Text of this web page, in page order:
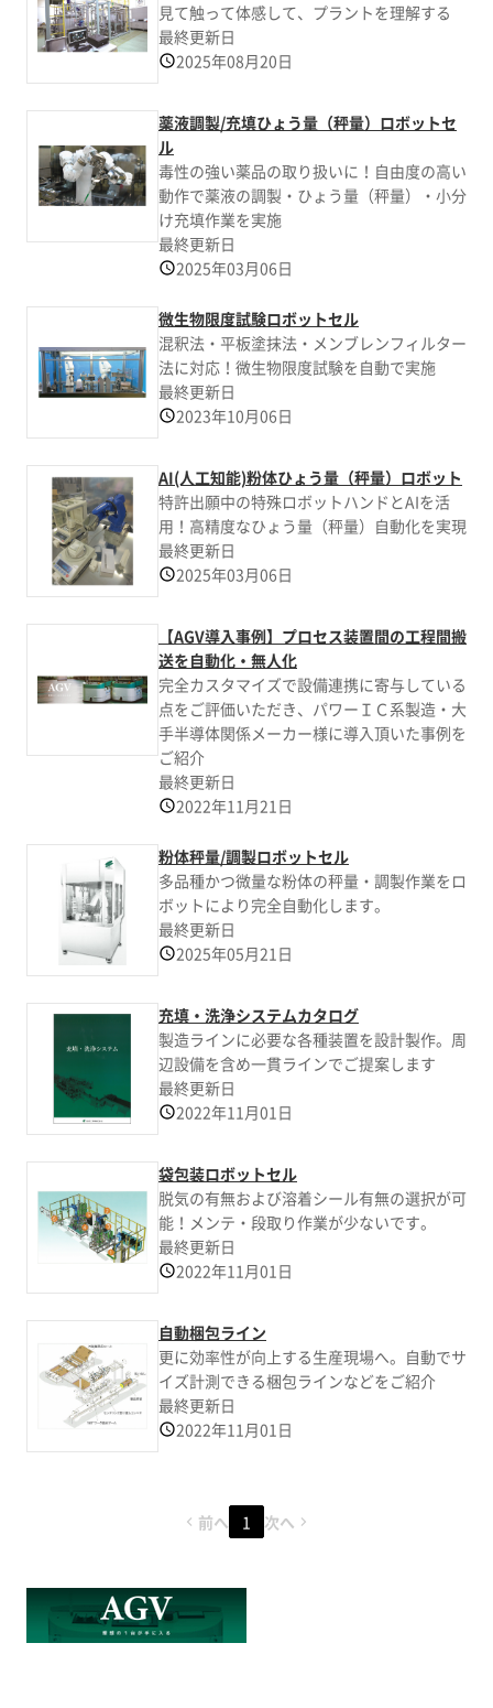
見て触って体感して、プラントを理解する
最終更新日
2025年08月20日
薬液調製/充填ひょう量（秤量）ロボットセ
ル
毒性の強い薬品の取り扱いに！自由度の高い
動作で薬液の調製・ひょう量（秤量）・小分
け充填作業を実施
最終更新日
2025年03月06日
微生物限度試験ロボットセル
混釈法・平板塗抹法・メンブレンフィルター
法に対応！微生物限度試験を自動で実施
最終更新日
2023年10月06日
AI(人工知能)粉体ひょう量（秤量）ロボット
特許出願中の特殊ロボットハンドとAIを活
用！高精度なひょう量（秤量）自動化を実現
最終更新日
2025年03月06日
【AGV導入事例】プロセス装置間の工程間搬
送を自動化・無人化
完全カスタマイズで設備連携に寄与している
点をご評価いただき、パワーＩＣ系製造・大
手半導体関係メーカー様に導入頂いた事例を
ご紹介
最終更新日
2022年11月21日
粉体秤量/調製ロボットセル
多品種かつ微量な粉体の秤量・調製作業をロ
ボットにより完全自動化します。
最終更新日
2025年05月21日
充填・洗浄システムカタログ
製造ラインに必要な各種装置を設計製作。周
辺設備を含め一貫ラインでご提案します
最終更新日
2022年11月01日
袋包装ロボットセル
脱気の有無および溶着シール有無の選択が可
能！メンテ・段取り作業が少ないです。
最終更新日
2022年11月01日
自動梱包ライン
更に効率性が向上する生産現場へ。自動でサ
イズ計測できる梱包ラインなどをご紹介
最終更新日
2022年11月01日
前へ 1 次へ